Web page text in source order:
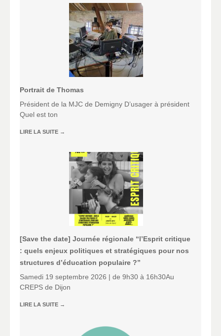
Portrait de Thomas
Président de la MJC de Demigny D’usager à président
Quel est ton
LIRE LA SUITE →
[Save the date] Journée régionale “l’Esprit critique
: quels enjeux politiques et stratégiques pour nos
structures d’éducation populaire ?”
Samedi 19 septembre 2026 | de 9h30 à 16h30Au
CREPS de Dijon
LIRE LA SUITE →